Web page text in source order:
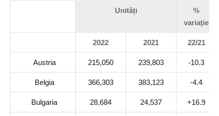
Unități
%
variație
2022 2021 22/21
Austria 215,050 239,803 -10.3
Belgia 366,303 383,123 -4.4
Bulgaria 28,684 24,537 +16.9